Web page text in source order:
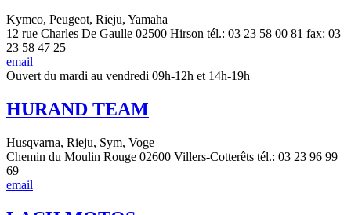
Kymco, Peugeot, Rieju, Yamaha
12 rue Charles De Gaulle 02500 Hirson tél.: 03 23 58 00 81 fax: 03
23 58 47 25
email
Ouvert du mardi au vendredi 09h-12h et 14h-19h
HURAND TEAM
Husqvarna, Rieju, Sym, Voge
Chemin du Moulin Rouge 02600 Villers-Cotterêts tél.: 03 23 96 99
69
email